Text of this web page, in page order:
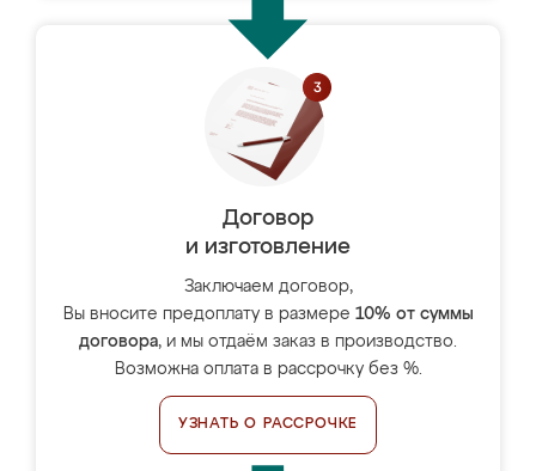
Договор
и изготовление
Заключаем договор,
Вы вносите предоплату в размере 10% от суммы
договора, и мы отдаём заказ в производство.
Возможна оплата в рассрочку без %.
УЗНАТЬ О РАССРОЧКЕ